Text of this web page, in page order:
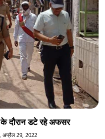
दौरान डटे रहे अफसर
अप्रैल 29, 2022